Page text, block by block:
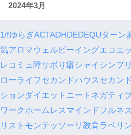
2024年3月
1/fゆらぎACTADHDEDEQUターン
気アロマウェルビーイングエコ エ
レ コミュ障サボり癖シャイ シンプ
ローライフセカンドハウスセカン
ションダイエット ニート ネガティ
ワーク ホームレスマインドフルネス
リスト モンテッソーリ教育ラベリ